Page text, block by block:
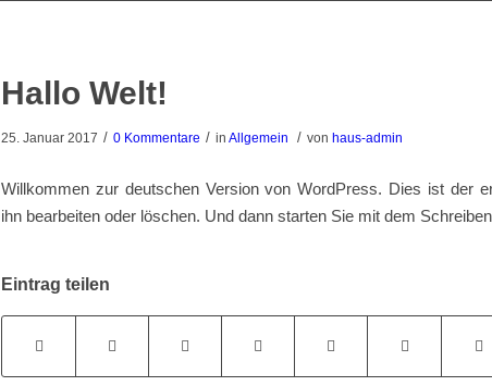
Hallo Welt!
25. Januar 2017 / 0 Kommentare / in Allgemein / von haus-admin
Willkommen zur deutschen Version von WordPress. Dies ist der
ihn bearbeiten oder löschen. Und dann starten Sie mit dem
Eintrag teilen